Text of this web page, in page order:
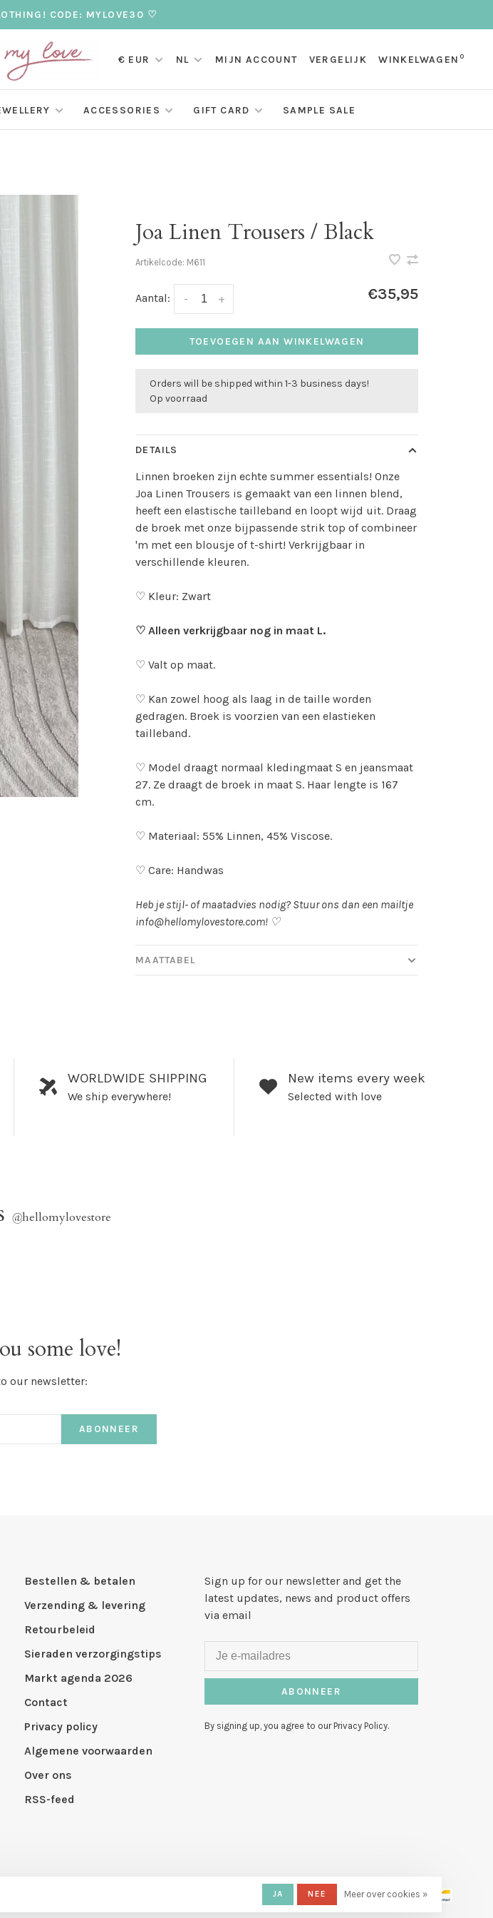
CODE: MYLOVE30 ♡
€ EUR NL MIJN ACCOUNT VERGELIJK WINKELWAGEN 0
ACCESSORIES GIFT CARD SAMPLE SALE
Joa Linen Trousers / Black
Artikelcode: M611
Aantal: +
- €35,95
TOEVOEGEN AAN WINKELWAGEN
Orders will be shipped within 1-3 business days!
Op voorraad
DETAILS
Linnen broeken zijn echte summer essentials! Onze
Joa Linen Trousers is gemaakt van een linnen blend,
heeft een elastische tailleband en loopt wijd uit. Draag
de broek met onze bijpassende strik top of combineer
'm met een blousje of t-shirt! Verkrijgbaar in
verschillende kleuren.
♡ Kleur: Zwart
♡ Alleen verkrijgbaar nog in maat L.
♡ Valt op maat.
♡ Kan zowel hoog als laag in de taille worden
gedragen. Broek is voorzien van een elastieken
tailleband.
♡ Model draagt normaal kledingmaat S en jeansmaat
27. Ze draagt de broek in maat S. Haar lengte is 167
cm.
♡ Materiaal: 55% Linnen, 45% Viscose.
♡ Care: Handwas
Heb je stijl- of maatadvies nodig? Stuur ons dan een mailtje
info@hellomylovestore.com! ♡
MAATTABEL
WORLDWIDE SHIPPING
We ship everywhere!
New items every week
Selected with love
@hellomylovestore
some love!
our newsletter:
ABONNEER
Bestellen & betalen
Verzending & levering
Retourbeleid
Sieraden verzorgingstips
Markt agenda 2026
Contact
Privacy policy
Algemene voorwaarden
Over ons
RSS-feed
Sign up for our newsletter and get the
latest updates, news and product offers
via email
ABONNEER
By signing up, you agree to our Privacy Policy.
JA NEE Meer over cookies »